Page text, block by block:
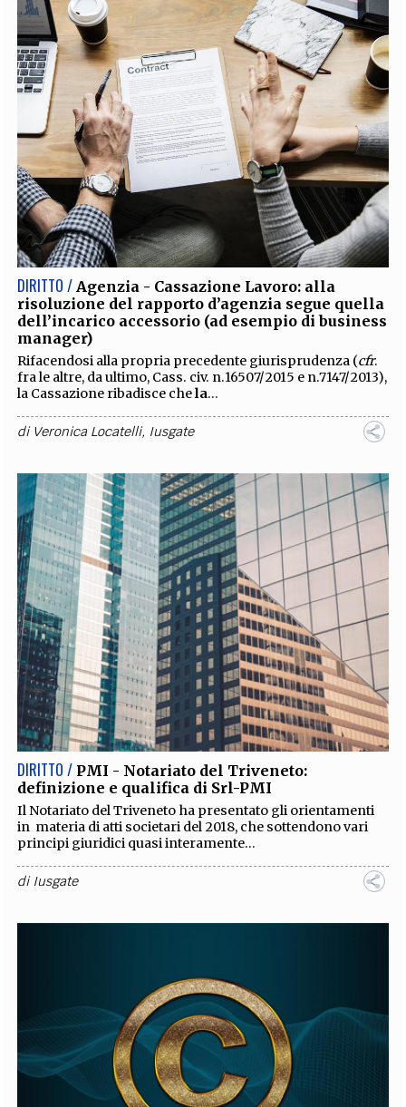
DIRITTO / Agenzia - Cassazione Lavoro: alla
risoluzione del rapporto d’agenzia segue quella
dell’incarico accessorio (ad esempio di business
manager)
Rifacendosi alla propria precedente giurisprudenza (cfr.
fra le altre, da ultimo, Cass. civ. n.16507/2015 e n.7147/2013),
la Cassazione ribadisce chela...
di Veronica Locatelli, Iusgate
DIRITTO / PMI - Notariato del Triveneto:
definizione e qualifica di Srl-PMI
Il Notariato del Triveneto ha presentato gli orientamenti
in materia di atti societari del 2018, che sottendono vari
principi giuridici quasi interamente...
di Iusgate